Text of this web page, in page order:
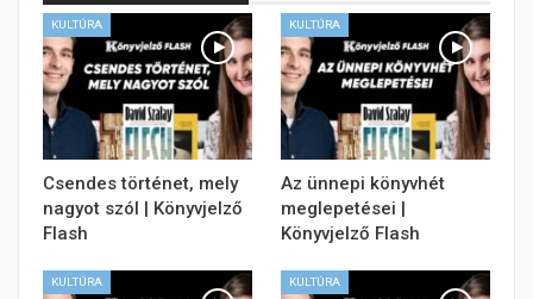
KULTÚRA
Csendes történet, mely
nagyot szól | Könyvjelző
Flash
KULTÚRA
Az ünnepi könyvhét
meglepetései |
Könyvjelző Flash
KULTÚRA KULTÚRA